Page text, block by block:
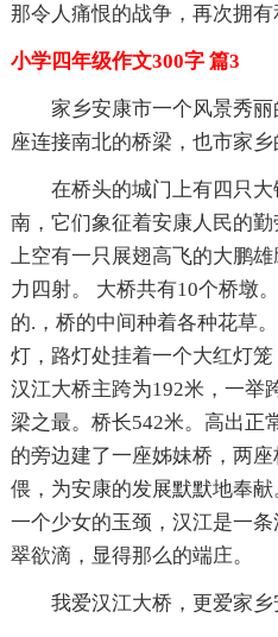
那令人痛恨的战争，再次拥有
小学四年级作文300字 篇3
家乡安康市一个风景秀
座连接南北的桥梁，也市家乡
在桥头的城门上有四只
南，它们象征着安康人民的
上空有一只展翅高飞的大鹏
力四射。 大桥共有10个桥墩
的.，桥的中间种着各种花草
灯，路灯处挂着一个大红灯
汉江大桥主跨为192米，一举
梁之最。桥长542米。高出正
的旁边建了一座姊妹桥，两
偎，为安康的发展默默地奉
一个少女的玉颈，汉江是一
翠欲滴，显得那么的端庄。
我爱汉江大桥，更爱家乡